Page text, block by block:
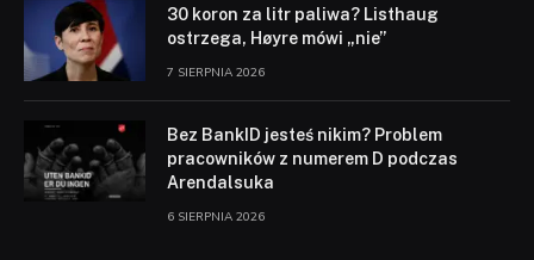
30 koron za litr paliwa? Listhaug
ostrzega, Høyre mówi „nie”
7 SIERPNIA 2026
Bez BankID jesteś nikim? Problem
pracowników z numerem D podczas
Arendalsuka
6 SIERPNIA 2026